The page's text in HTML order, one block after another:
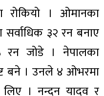
रोकियो । ओमानका
३२ रन बनाए
रन जोडे । नेपालका
बने । उनले ४ ओभरमा
। नन्दन यादव र